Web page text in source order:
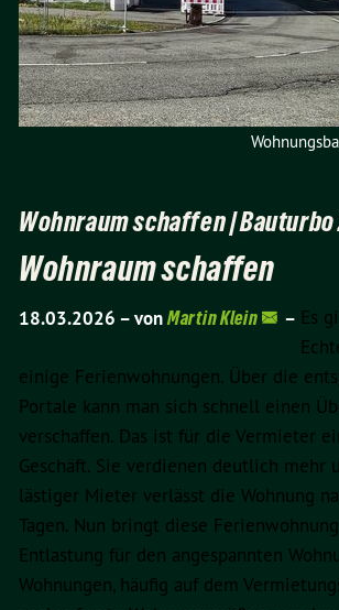
Wohnraum schaffen | Bauturbo
Wohnraum schaffen
18.03.2026 –vonMartin Klein – Es
einige Ferienwohnungen. Über die
Portale kann man sich schnell einen
verschaffen. Das ist für die Vermieter
Geschäft. Sie verdienen deutlich mehr
lästiger Mieter verlässt die Wohnung
Tagen. Nun bringt diese
Entlastung für den angespannten
Wohnungen, häufig auf dem